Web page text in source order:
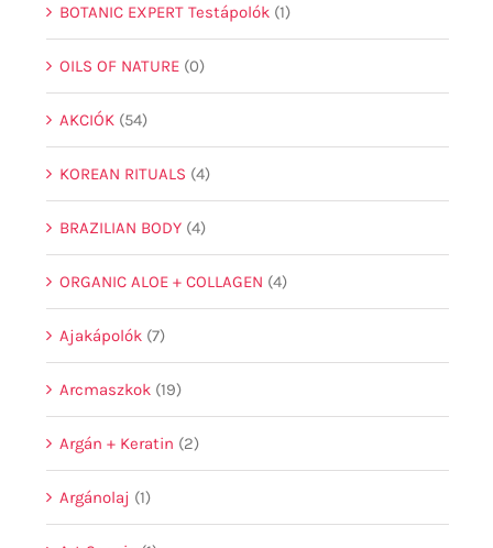
BOTANIC EXPERT Testápolók (1)
OILS OF NATURE (0)
AKCIÓK (54)
KOREAN RITUALS (4)
BRAZILIAN BODY (4)
ORGANIC ALOE + COLLAGEN (4)
Ajakápolók (7)
Arcmaszkok (19)
Argán + Keratin (2)
Argánolaj (1)